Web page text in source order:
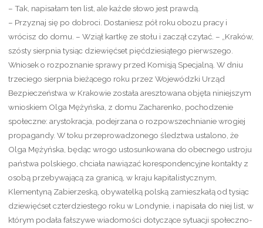
– Tak, napisałam ten list, ale każde słowo jest prawdą.
– Przyznaj się po dobroci. Dostaniesz pół roku obozu pracy i
wrócisz do domu. – Wziął kartkę ze stołu i zaczął czytać. – „Kraków,
szósty sierpnia tysiąc dziewięćset pięćdziesiątego pierwszego.
Wniosek o rozpoznanie sprawy przed Komisją Specjalną. W dniu
trzeciego sierpnia bieżącego roku przez Wojewódzki Urząd
Bezpieczeństwa w Krakowie została aresztowana objęta niniejszym
wnioskiem Olga Mężyńska, z domu Zacharenko, pochodzenie
społeczne: arystokracja, podejrzana o rozpowszechnianie wrogiej
propagandy. W toku przeprowadzonego śledztwa ustalono, że
Olga Mężyńska, będąc wrogo ustosunkowana do obecnego ustroju
państwa polskiego, chciała nawiązać korespondencyjne kontakty z
osobą przebywającą za granicą, w kraju kapitalistycznym,
Klementyną Zabierzeską, obywatelką polską zamieszkałą od tysiąc
dziewięćset czterdziestego roku w Londynie, i napisała do niej list, w
którym podała fałszywe wiadomości dotyczące sytuacji społeczno-